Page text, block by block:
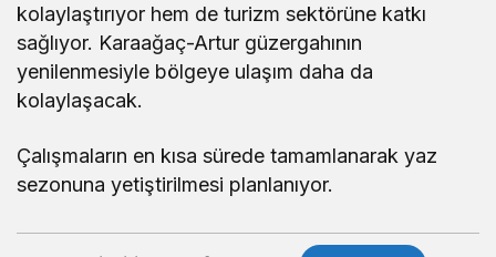
kolaylaştırıyor hem de turizm sektörüne katkı
sağlıyor. Karaağaç-Artur güzergahının
yenilenmesiyle bölgeye ulaşım daha da
kolaylaşacak.
Çalışmaların en kısa sürede tamamlanarak yaz
sezonuna yetiştirilmesi planlanıyor.